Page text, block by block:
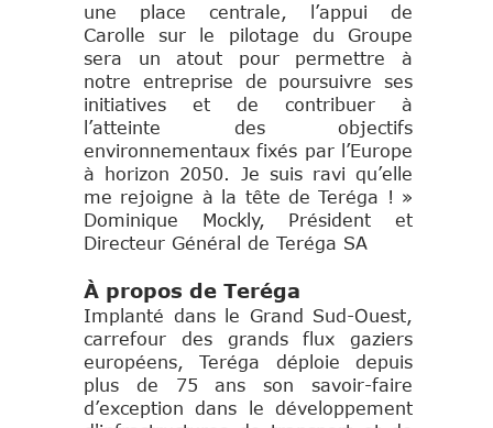
une place centrale, l’appui de
Carolle sur le pilotage du Groupe
sera un atout pour permettre à
notre entreprise de poursuivre ses
initiatives et de contribuer à
l’atteinte des objectifs
environnementaux fixés par l’Europe
à horizon 2050. Je suis ravi qu’elle
me rejoigne à la tête de Teréga ! »
Dominique Mockly, Président et
Directeur Général de Teréga SA
À propos de Teréga
Implanté dans le Grand Sud-Ouest,
carrefour des grands flux gaziers
européens, Teréga déploie depuis
plus de 75 ans son savoir-faire
d’exception dans le développement